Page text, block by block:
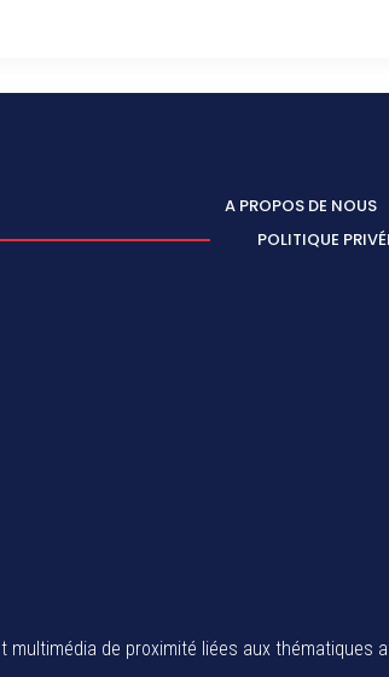
A PROPOS DE NOUS
POLITIQUE
de proximité liées aux thématiques